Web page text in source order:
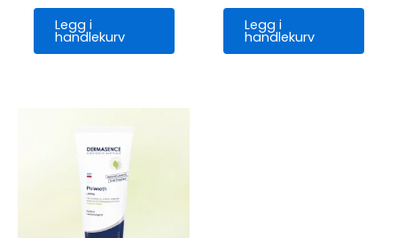
Legg i
handlekurv
Legg i
handlekurv